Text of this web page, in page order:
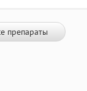
препараты